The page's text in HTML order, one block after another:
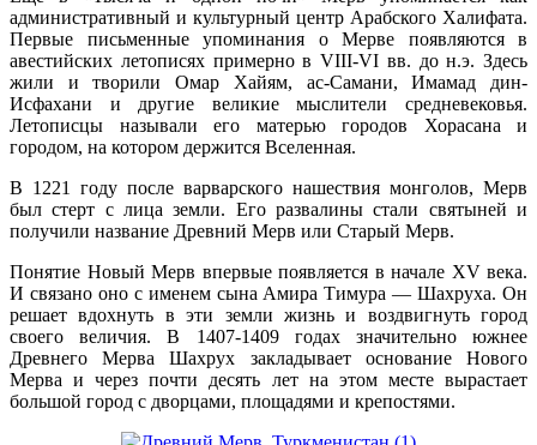
административный и культурный центр Арабского Халифата.
Первые письменные упоминания о Мерве появляются в
авестийских летописях примерно в VIII-VI вв. до н.э. Здесь
жили и творили Омар Хайям, ас-Самани, Имамад дин-
Исфахани и другие великие мыслители средневековья.
Летописцы называли его матерью городов Хорасана и
городом, на котором держится Вселенная.
В 1221 году после варварского нашествия монголов, Мерв
был стерт с лица земли. Его развалины стали святыней и
получили название Древний Мерв или Старый Мерв.
Понятие Новый Мерв впервые появляется в начале XV века.
И связано оно с именем сына Амира Тимура — Шахруха. Он
решает вдохнуть в эти земли жизнь и воздвигнуть город
своего величия. В 1407-1409 годах значительно южнее
Древнего Мерва Шахрух закладывает основание Нового
Мерва и через почти десять лет на этом месте вырастает
большой город с дворцами, площадями и крепостями.